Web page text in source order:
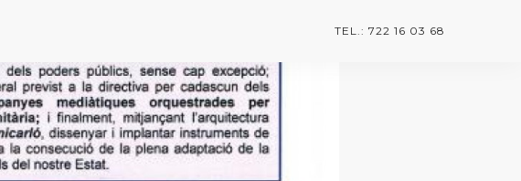
TEL.: 722 16 03 68